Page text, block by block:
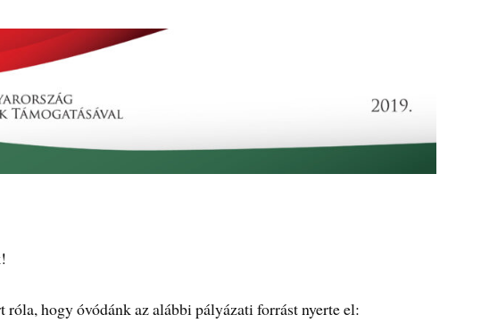
hogy óvódánk az alábbi pályázati forrást nyerte el: